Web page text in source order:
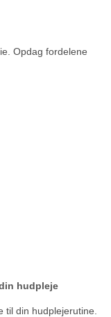
Opdag fordelene
hudpleje
til din hudplejerutine.